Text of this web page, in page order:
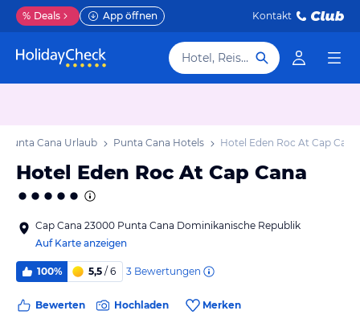
% Deals App öffnen Kontakt
Hotel, Reiseziel
Punta Cana Urlaub Punta Cana Hotels Hotel Eden Roc At Cap Cana
Hotel Eden Roc At Cap Cana
Cap Cana 23000 Punta Cana Dominikanische Republik
Auf Karte anzeigen
100% 5,5 / 6 3 Bewertungen
Bewerten Hochladen Merken